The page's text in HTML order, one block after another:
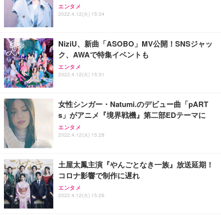
エンタメ
2022.4.12(火) 15:34
NiziU、新曲「ASOBO」MV公開！SNSジャッ
ク、AWAで特集イベントも
エンタメ
2022.4.12(火) 15:31
女性シンガー・Natumi.のデビュー曲「pART
s」がアニメ『境界戦機』第二部EDテーマに
エンタメ
2022.4.12(火) 15:28
土屋太鳳主演『やんごとなき一族』放送延期！
コロナ影響で制作に遅れ
エンタメ
2022.4.12(火) 15:26